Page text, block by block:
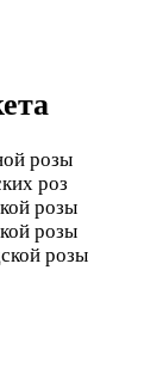
розы
роз
розы
розы
розы